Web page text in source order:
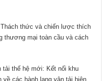
thức và chiến lược thích
thương mại toàn cầu và cách
tải thế hệ mới: Kết nối khu
về các hành lang vận tải hiện